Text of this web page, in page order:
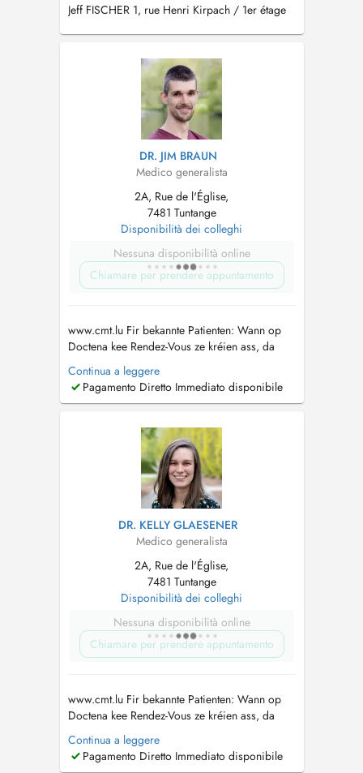
Jeff FISCHER 1, rue Henri Kirpach / 1er étage
DR. JIM BRAUN
Medico generalista
2A, Rue de l'Église,
7481 Tuntange
Disponibilità dei colleghi
Nessuna disponibilità online
Chiamare per prendere appuntamento
www.cmt.lu Fir bekannte Patienten: Wann op
Doctena kee Rendez-Vous ze kréien ass, da
rufft eis gären un. Pour patients connus: Si
vous ne trouvez pas de rendez-vous sur
Doctena, n'hésitez pas de nous appeler....
Continua a leggere
Pagamento Diretto Immediato disponibile
DR. KELLY GLAESENER
Medico generalista
2A, Rue de l'Église,
7481 Tuntange
Disponibilità dei colleghi
Nessuna disponibilità online
Chiamare per prendere appuntamento
www.cmt.lu Fir bekannte Patienten: Wann op
Doctena kee Rendez-Vous ze kréien ass, da
rufft eis gären un. Pour patients connus: Si
vous ne trouvez pas de rendez-vous sur
Doctena, n'hésitez pas de nous appeler....
Continua a leggere
Pagamento Diretto Immediato disponibile